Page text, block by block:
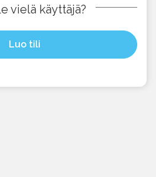
vielä käyttäjä?
Luo tili